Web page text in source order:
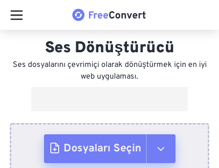
Ses Dönüştürücü
Ses dosyalarını çevrimiçi olarak dönüştürmek için en iyi
web uygulaması.
Dosyaları Seçin